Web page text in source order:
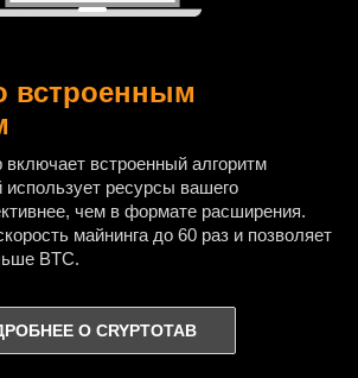
встроенным
включает встроенный алгоритм
использует ресурсы вашего
чем в формате расширения.
майнинга до 60 раз и позволяет
BTC.
О CRYPTOTAB